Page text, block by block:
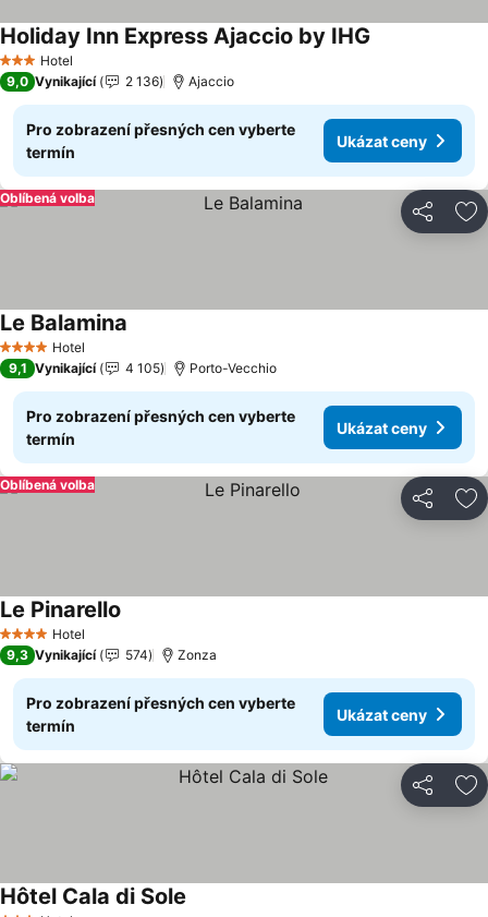
3 Počet hvězdiček
Hotel
Holiday Inn Express Ajaccio by IHG
9,0 Vynikající 2 136 Ajaccio
Pro zobrazení přesných cen vyberte
termín
Ukázat ceny
Sdílet
Oblíbená volba
4 Počet hvězdiček
Hotel
Le Balamina
9,1 Vynikající 4 105 Porto-Vecchio
Pro zobrazení přesných cen vyberte
termín
Ukázat ceny
Sdílet
Oblíbená volba
4 Počet hvězdiček
Hotel
Le Pinarello
9,3 Vynikající 574 Zonza
Pro zobrazení přesných cen vyberte
termín
Ukázat ceny
Sdílet
Hôtel Cala di Sole